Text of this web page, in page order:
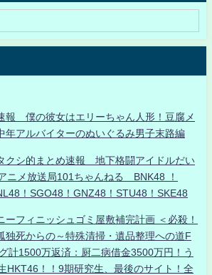
報 僕の彼女はエリーちゃん人形！豆腐メ
年アルバイターのぬいぐるみ男子末路編
クシ的まとめ速報 地下格闘アイドルだい
メ放送局101ちゃんねる BNK48 ！
！SGO48！GNZ48！STU48！SKE48
ーフィニッシュゴミ屋敷補完計画 ＜必殺！
独死からの～特殊清掃・遺品整理への道F
計1500万返済：厨二病借金3500万円！う
HKT46！！9期研究生、最後のサイト！全